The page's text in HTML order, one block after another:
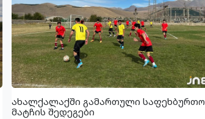
ახალქალაქში გამართული საფეხბურთო
მატჩის შედეგები